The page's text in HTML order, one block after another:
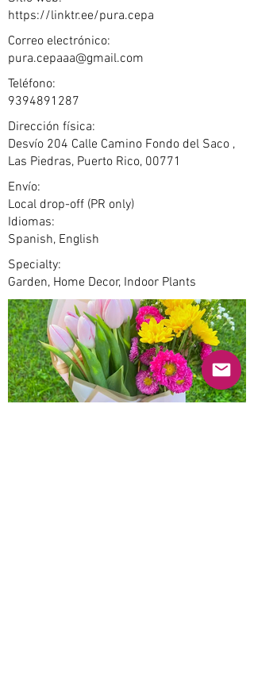
https://linktr.ee/pura.cepa
Correo electrónico:
pura.cepaaa@gmail.com
Teléfono:
9394891287
Dirección física:
Desvío 204 Calle Camino Fondo del Saco ,
Las Piedras, Puerto Rico, 00771
Envío:
Local drop-off (PR only)
Idiomas:
Spanish, English
Specialty:
Garden, Home Decor, Indoor Plants